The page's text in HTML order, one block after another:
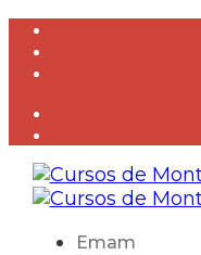
Emam